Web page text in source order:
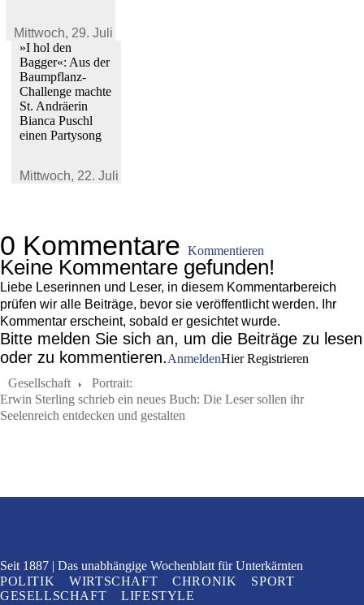
Mittwoch, 29. Juli 2026
»I hol den
Bagger«: Aus der
Baumpflanz-
Challenge machte
St. Andräerin
Bianca Puschl
einen Partysong
Mittwoch, 22. Juli 2026
0 Kommentare Kommentieren
Keine Kommentare gefunden!
Liebe Leserinnen und Leser, in diesem Kommentarbereich
prüfen wir alle Beiträge, bevor sie veröffentlicht werden. Ihr
Kommentar erscheint, sobald er gesichtet wurde.
Bitte melden Sie sich an, um die Beiträge zu lesen
oder zu kommentieren.AnmeldenHier Registrieren
Gesellschaft
Portrait:
Erwin Sterling schrieb ein neues Buch: Die Leser sollen ihr
Seelenreich entdecken und gestalten
Seit 1887 Das unabhängige Wochenblatt für Unterkärnten
POLITIK
WIRTSCHAFT CHRONIK
SPORT
GESELLSCHAFT
LIFESTYLE